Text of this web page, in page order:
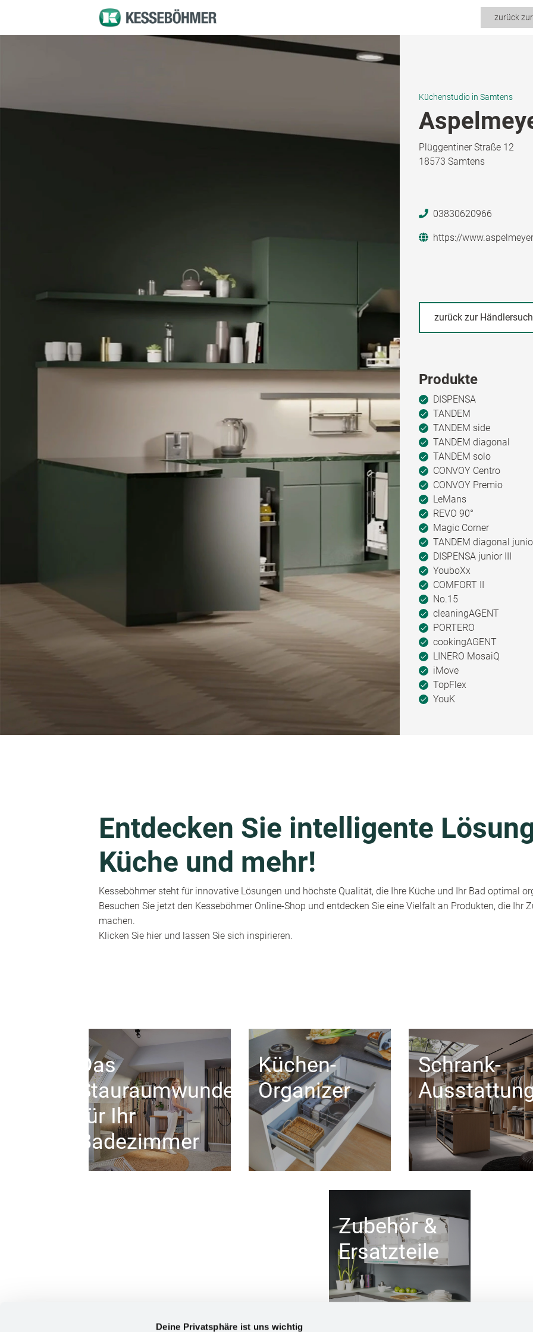
Deine Privatsphäre ist uns wichtig
zurück
Küchenstudio in Samtens
Plüggentiner Straße 12
18573 Samtens
03830620966
https://
zurück zur
Produkte
DISPENSA
TANDEM
TANDEM side
TANDEM diagonal
TANDEM solo
CONVOY Centro
CONVOY Premio
LeMans
REVO 90°
Magic Corner
TANDEM diagonal
DISPENSA junior III
YouboXx
COMFORT II
No.15
cleaningAGENT
PORTERO
cookingAGENT
LINERO MosaiQ
iMove
TopFlex
YouK
Entdecken Sie intelligente
Küche und mehr!
Kesseböhmer steht für innovative Lösungen und höchste Qualität, die Ihre Küche und Ihr Bad optimal
Besuchen Sie jetzt den Kesseböhmer Online-Shop und entdecken Sie eine Vielfalt an Produkten, die Ihr
machen.
Klicken Sie hier und lassen Sie sich inspirieren.
Das
Stauraumwunder
für Ihr
Badezimmer
Küchen-
Organizer
Schrank-
Zubehör &
Ersatzteile